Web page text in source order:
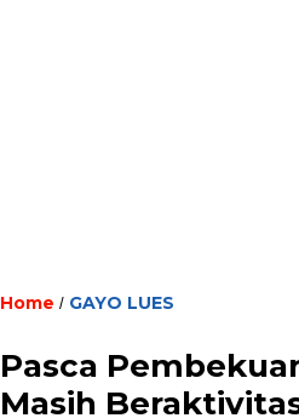
Home / GAYO LUES
Pasca
Masih